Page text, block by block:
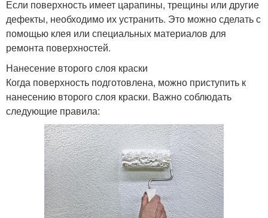
Если поверхность имеет царапины, трещины или другие
дефекты, необходимо их устранить. Это можно сделать с
помощью клея или специальных материалов для
ремонта поверхностей.
Нанесение второго слоя краски
Когда поверхность подготовлена, можно приступить к
нанесению второго слоя краски. Важно соблюдать
следующие правила: